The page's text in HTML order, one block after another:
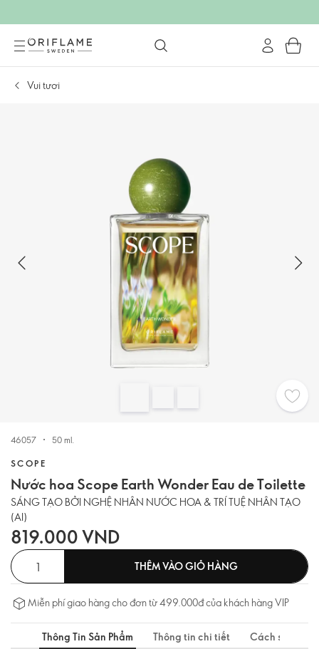
Vui tươi
46057 50 ml.
SCOPE
Nước hoa Scope Earth Wonder Eau de Toilette
SÁNG TẠO BỞI NGHỆ NHÂN NƯỚC HOA & TRÍ TUỆ NHÂN TẠO
(AI)
819.000 VND
THÊM VÀO GIỎ HÀNG
Miễn phí giao hàng cho đơn từ 499.000đ của khách hàng VIP
Thông Tin Sản Phẩm Thông tin chi tiết Cách sử dụng